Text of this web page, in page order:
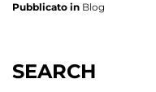
Pubblicato in Blog
SEARCH